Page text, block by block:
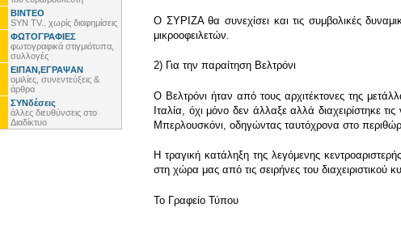
ΒΙΝΤΕΟ
SYN TV.. χωρίς διαφημίσεις
ΦΩΤΟΓΡΑΦΙΕΣ
φωτογραφικά στιγμιότυπα,
συλλογές
ΕΙΠΑΝ,ΕΓΡΑΨΑΝ
ομιλίες, συνεντεύξεις &
άρθρα
ΣΥΝδέσεις
άλλες διευθύνσεις στο
Διαδίκτυο
Ο ΣΥΡΙΖΑ θα συνεχίσει και τις συμβολικές
μικροοφειλετών.
2) Για την παραίτηση Βελτρόνι
Ο Βελτρόνι ήταν από τους αρχιτέκτονες της
Ιταλία, όχι μόνο δεν άλλαξε αλλά διαχειρίστηκε
Μπερλουσκόνι, οδηγώντας ταυτόχρονα στο
Η τραγική κατάληξη της λεγόμενης
στη χώρα μας από τις σειρήνες του διαχειριστικού
To Γραφείο Τύπου